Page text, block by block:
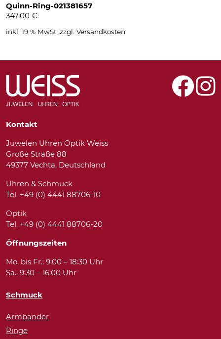
Quinn-Ring-021381657
347,00 €
inkl. 19 % MwSt. zzgl. Versandkosten
Kontakt
Juwelen Uhren Optik Weiss
Große Straße 88
49377 Vechta, Deutschland
Uhren & Schmuck
Tel. +49 (0) 4441 88706-10
Optik
Tel. +49 (0) 4441 88706-20
Öffnungszeiten
Mo. bis Fr.: 9:00 – 18:30 Uhr
Sa.: 9:30 – 16:00 Uhr
Schmuck
Armbänder
Ringe